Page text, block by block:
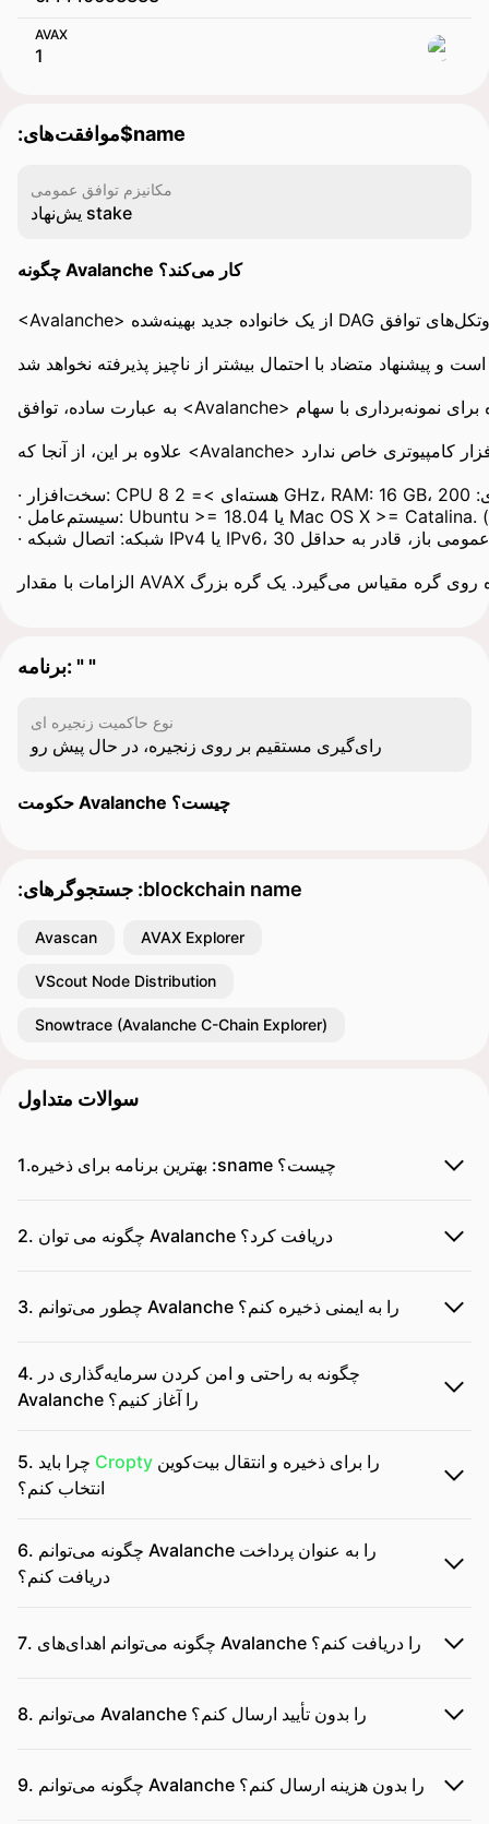
AVAX
:موافقت‌‌های$name
مکانیزم توافق عمومی
یش‌نهاد stake
چگونه Avalanche کار می‌کند؟
<Avalanche> از یک خانواده جدید بهینه‌شده DAG از پروتکل‌های توافق Proof-of-Stake به‌طور جمعی به نام <Snow> استفاده می‌کند. این خانواده از سه جزء تشکیل شده است – <Slush>، <Snowflake> و <Snowball>. <Snowflake> و <Snowball> پروتکل‌های تحمل خطای بیزانسی بدون رهبر (BFT) هستند که در اطراف <Slush>، یک مکانیزم متاستابل غیر BFT ساخته شده‌اند. با الهام از الگوریتم‌های شایعه، توافق از طریق مکانیزم متاستابل به ویژگی‌های خود دست می‌یابد که در آن سیستم با بارها نمونه‌برداری تصادفی از شبکه و هدایت گره‌های صحیح به سمت یک نتیجه مشترک عمل می‌کند.
بزرگی از شبکه یک پیشنهاد را پذیرفته است و پیشنهاد متضاد با احتمال بیشتر از ناچیز پذیرفته نخواهد شد.
به عبارت ساده، توافق <Avalanche> به‌طور ذاتی بدون رهبر است. تراکنش‌ها با ایجاد ارتباط بین گره‌ها به‌طور تصادفی تأیید می‌شوند تا زمانی که بخش به اندازه کافی بزرگی از آن‌ها به توافق برسند. شانس یک اعتباردهنده برای نمونه‌برداری با سهام AVAX آن‌ها متناسب است. یک اعتباردهنده اگر آنلاین باشد و به بیش از 80% از دوره تأیید خود پاسخ دهد، پاداش سهام دریافت می‌کند، همان‌طور که توسط اکثریت اعتباردهندگان اندازه‌گیری می‌شود. حداقل مبلغی که یک اعتباردهنده باید سهام‌گذاری کند 2,000 AVAX است. طراحی بدون رهبر <Avalanche> به آن اجازه می‌دهد تا جریمه‌های اسلشینگ را لغو کند، که می‌تواند در غیر این صورت به عنوان یک بازدارنده برای سهام‌گذاران آینده عمل کند. در نهایت، این رویکرد به‌دنبال به حداکثر رساندن مجموع مجموعه اعتباردهندگان خود است.
علاوه بر این، از آنجا که <Avalanche> یک پروتکل سبک است، حداقل الزامات کامپیوتری نسبتاً متوسط و نیازی به سخت‌افزار کامپیوتری خاص ندارد.
· سخت‌افزار: CPU 8 هسته‌ای >= 2 GHz، RAM: 16 GB، فضای ذخیره‌سازی: 200 GB فضای خالی.
· سیستم‌عامل: Ubuntu >= 18.04 یا Mac OS X >= Catalina. (نسخه‌های Ubuntu قدیمی‌تر از 18.04 ممکن است کار کنند اما آزمایش نشده‌اند.)
· شبکه: اتصال شبکه IPv4 یا IPv6، با یک پورت عمومی باز، قادر به حداقل 30Mbps عبور داده.
برنامه: " "
نوع حاکمیت زنجیره ای
رای‌گیری مستقیم بر روی زنجیره، در حال پیش رو
حکومت Avalanche چیست؟
:جستجوگرهای :blockchain name
Avascan AVAX Explorer
VScout Node Distribution
Snowtrace (Avalanche C-Chain Explorer)
سوالات متداول
1.بهترین برنامه برای ذخیره :sname چیست؟
2. چگونه می توان Avalanche دریافت کرد؟
3. چطور می‌توانم Avalanche را به ایمنی ذخیره کنم؟
4. چگونه به راحتی و امن کردن سرمایه‌گذاری در
Avalanche را آغاز کنیم؟
Cropty
انتخاب کنم؟
6. چگونه می‌توانم Avalanche را به عنوان پرداخت
دریافت کنم؟
7. چگونه می‌توانم اهدای‌های Avalanche را دریافت کنم؟
8. می‌توانم Avalanche را بدون تأیید ارسال کنم؟
9. چگونه می‌توانم Avalanche را بدون هزینه ارسال کنم؟